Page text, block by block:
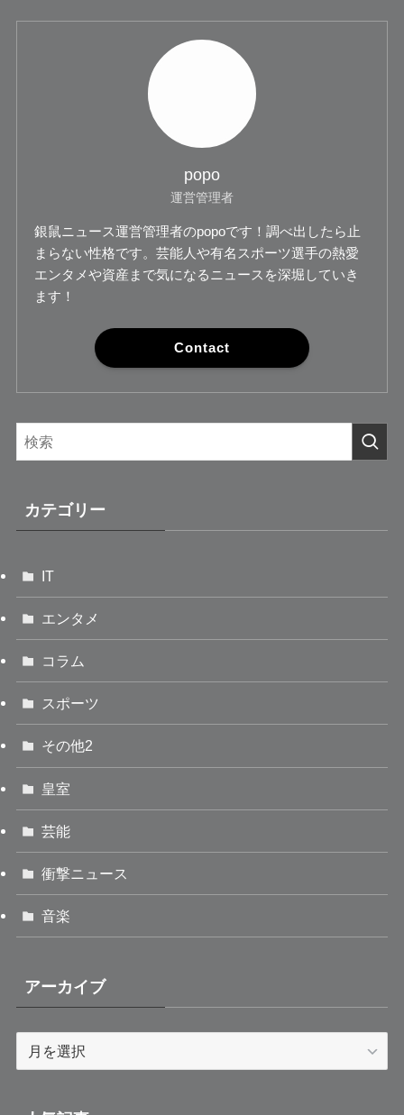
popo
運営管理者
銀鼠ニュース運営管理者のpopoです！調べ出したら止
まらない性格です。芸能人や有名スポーツ選手の熱愛
エンタメや資産まで気になるニュースを深堀していき
ます！
Contact
カテゴリー
IT
エンタメ
コラム
スポーツ
その他2
皇室
芸能
衝撃ニュース
音楽
アーカイブ